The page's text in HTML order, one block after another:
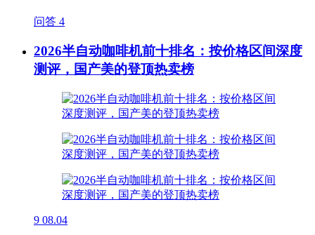
问答 4
2026半自动咖啡机前十排名：按价格区间深度
测评，国产美的登顶热卖榜
9 08.04